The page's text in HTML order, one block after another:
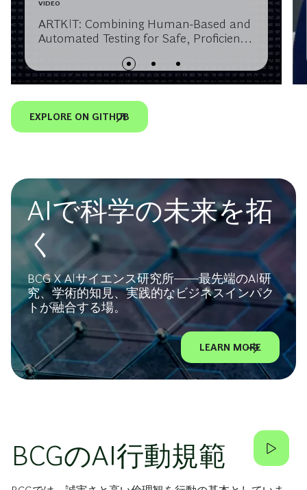
VIDEO
ARTKIT: Combining Human-Based and
Automated Testing for Safe, Proficient
EXPLORE ON GITHUB
AIで科学の未来を拓
く
BCG X AIサイエンス研究所――最先端のAI研
究、学術的知見、実践的なビジネスインパク
トが融合する場。
LEARN MORE
BCGのAI行動規範